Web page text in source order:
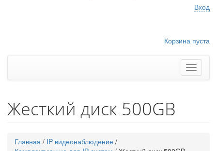
Вход
Корзина пуста
Жесткий диск 500GB
Главная / IP видеонаблюдение /